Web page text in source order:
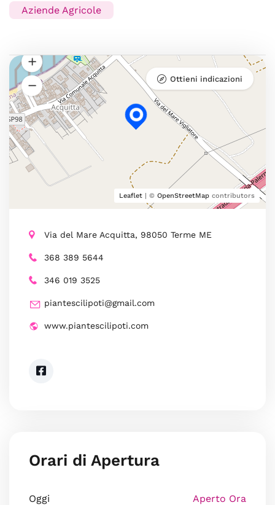
Aziende Agricole
Leaflet | © OpenStreetMap contributors
Ottieni indicazioni
Via del Mare Acquitta, 98050 Terme ME
368 389 5644
346 019 3525
piantescilipoti@gmail.com
www.piantescilipoti.com
Orari di Apertura
Oggi Aperto Ora